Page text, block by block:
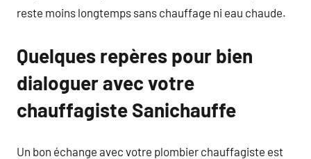
reste moins longtemps sans chauffage ni eau chaude.
Quelques repères pour bien
dialoguer avec votre
chauffagiste Sanichauffe
Un bon échange avec votre plombier chauffagiste est